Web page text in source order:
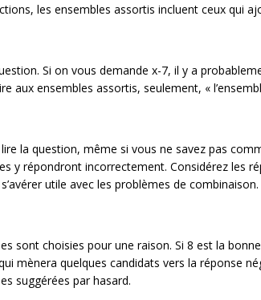
les ensembles assortis incluent ceux qui
Si on vous demande x-7, il y a
aux ensembles assortis, seulement, «
la question, même si vous ne savez pas
y répondront incorrectement. Considérez les
utile avec les problèmes de combinaison.
sont choisies pour une raison. Si 8 est la
mènera quelques candidats vers la réponse
suggérées par hasard.